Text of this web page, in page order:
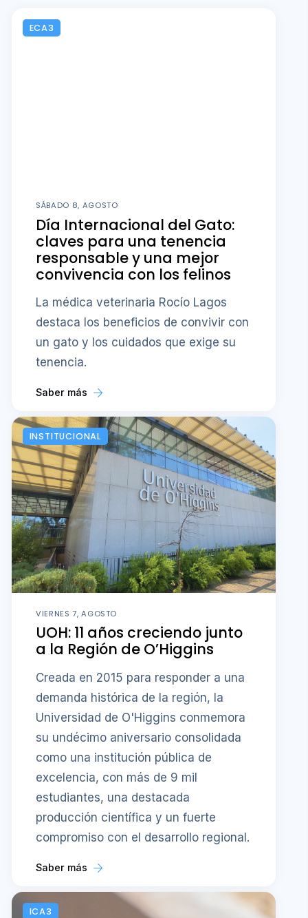
ECA3
SÁBADO 8, AGOSTO
Día Internacional del Gato:
claves para una tenencia
responsable y una mejor
convivencia con los felinos
La médica veterinaria Rocío Lagos
destaca los beneficios de convivir con
un gato y los cuidados que exige su
tenencia.
Saber más
INSTITUCIONAL
VIERNES 7, AGOSTO
UOH: 11 años creciendo junto
a la Región de O’Higgins
Creada en 2015 para responder a una
demanda histórica de la región, la
Universidad de O'Higgins conmemora
su undécimo aniversario consolidada
como una institución pública de
excelencia, con más de 9 mil
estudiantes, una destacada
producción científica y un fuerte
compromiso con el desarrollo regional.
Saber más
ICA3